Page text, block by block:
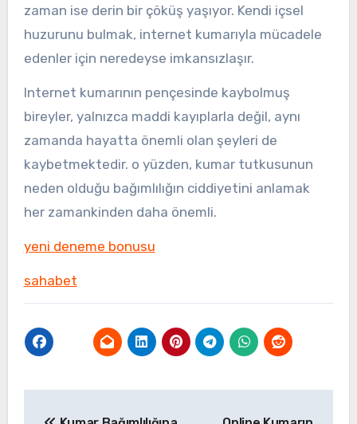
zaman ise derin bir çöküş yaşıyor. Kendi içsel
huzurunu bulmak, internet kumarıyla mücadele
edenler için neredeyse imkansızlaşır.
Internet kumarının pençesinde kaybolmuş
bireyler, yalnızca maddi kayıplarla değil, aynı
zamanda hayatta önemli olan şeyleri de
kaybetmektedir. o yüzden, kumar tutkusunun
neden olduğu bağımlılığın ciddiyetini anlamak
her zamankinden daha önemli.
yeni deneme bonusu
sahabet